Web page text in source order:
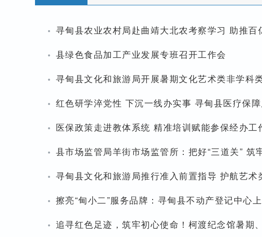
· 寻甸县农业农村局赴曲靖大北农考察学习 助推百
· 县绿色食品加工产业发展专班召开工作会
· 寻甸县文化和旅游局开展暑期文化艺术类非学科
· 红色研学淬党性 下沉一线办实事 寻甸县医疗保
· 医保政策走进教体系统 精准培训赋能参保经办工
· 县市场监管局羊街市场监管所：把好“三道关” 筑
· 寻甸县文化和旅游局推行准入前置指导 护航艺
· 擦亮“甸小二”服务品牌：寻甸县不动产登记中心
· 追寻红色足迹，筑牢初心使命！柯渡纪念馆暑期